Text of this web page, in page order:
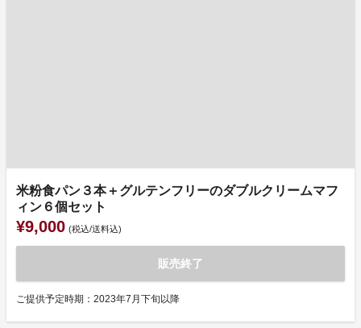
米粉食パン３本＋グルテンフリーのダブルクリームマフ
ィン６個セット
¥9,000 (税込/送料込)
販売終了
ご提供予定時期：2023年7月下旬以降